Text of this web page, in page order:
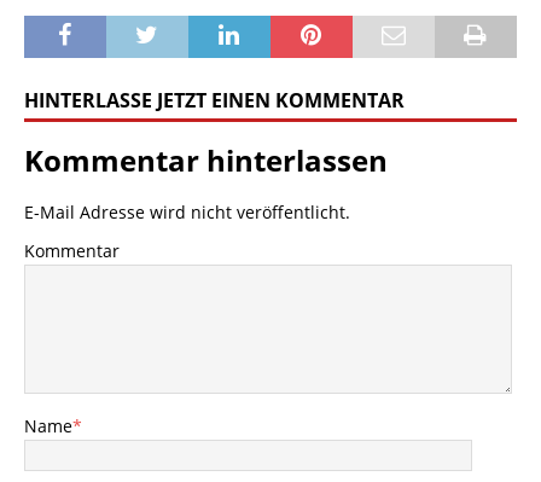
HINTERLASSE JETZT EINEN KOMMENTAR
Kommentar hinterlassen
E-Mail Adresse wird nicht veröffentlicht.
Kommentar
Name*